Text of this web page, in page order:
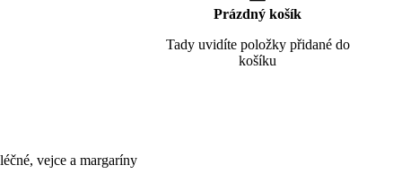
vejce a margaríny
Prázdný košík
Tady uvidíte položky přidané do
košíku